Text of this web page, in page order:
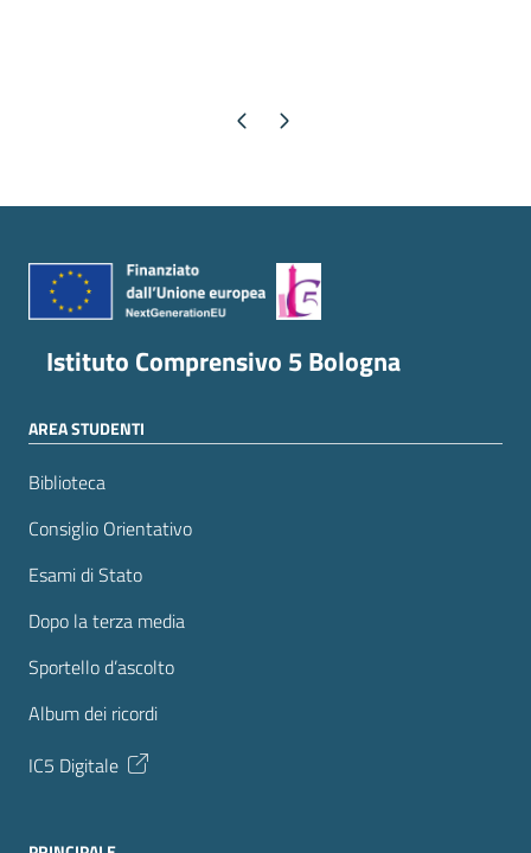
Pagina precedente
Pagina successiva
Istituto Comprensivo 5 Bologna
AREA STUDENTI
Biblioteca
Consiglio Orientativo
Esami di Stato
Dopo la terza media
Sportello d’ascolto
Album dei ricordi
IC5 Digitale